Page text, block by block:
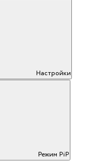
Настройки
Режим PiP